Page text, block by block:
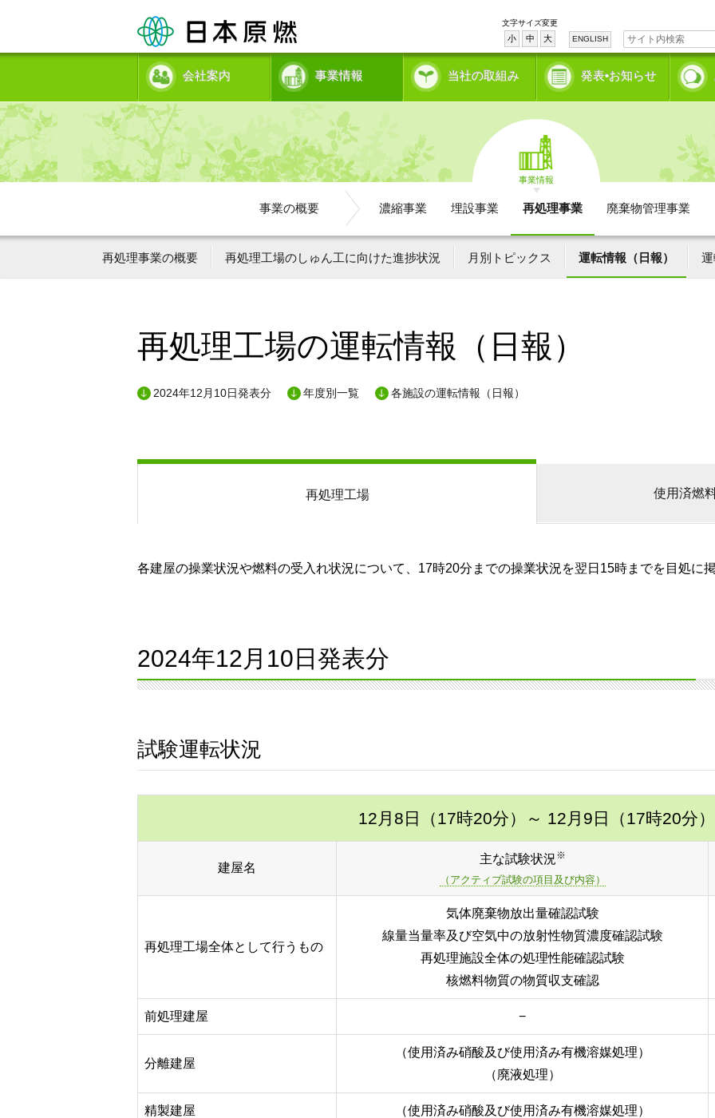
文字サイズ変更
小 中 大 ENGLISH
会社案内 事業情報 当社の取組み 発表•お知らせ
事業情報
事業の概要 濃縮事業 埋設事業 再処理事業 廃棄物管理事業
再処理事業の概要 再処理工場のしゅん工に向けた進捗状況 月別トピックス 運転情報（日報）
再処理工場の運転情報（日報）
2024年12月10日発表分 年度別一覧 各施設の運転情報（日報）
再処理工場 使用済燃
各建屋の操業状況や燃料の受入れ状況について、17時20分までの操業状況を翌日15時までを目処に
2024年12月10日発表分
試験運転状況
12月8日（17時20分） ～ 12月9日（17時20分）
建屋名
主な試験状況※
（アクティブ試験の項目及び内容）
再処理工場全体として行うもの
気体廃棄物放出量確認試験
線量当量率及び空気中の放射性物質濃度確認試験
再処理施設全体の処理性能確認試験
核燃料物質の物質収支確認
前処理建屋 −
分離建屋
（使用済み硝酸及び使用済み有機溶媒処理）
（廃液処理）
精製建屋 （使用済み硝酸及び使用済み有機溶媒処理）